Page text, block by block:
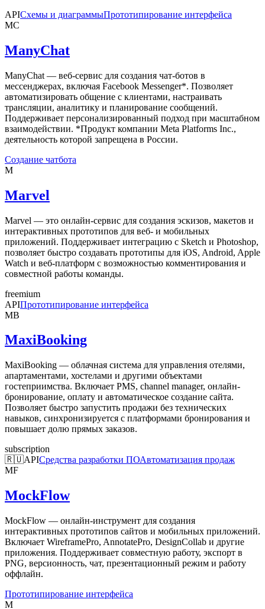
APIСхемы и диаграммыПрототипирование интерфейса
MC
ManyChat
ManyChat — веб-сервис для создания чат-ботов в
мессенджерах, включая Facebook Messenger*. Позволяет
автоматизировать общение с клиентами, настраивать
трансляции, аналитику и планирование сообщений.
Поддерживает персонализированный подход при масштабном
взаимодействии. *Продукт компании Meta Platforms Inc.,
деятельность которой запрещена в России.
Создание чатбота
M
Marvel
Marvel — это онлайн-сервис для создания эскизов, макетов и
интерактивных прототипов для веб- и мобильных
приложений. Поддерживает интеграцию с Sketch и Photoshop,
позволяет быстро создавать прототипы для iOS, Android, Apple
Watch и веб-платформ с возможностью комментирования и
совместной работы команды.
freemium
APIПрототипирование интерфейса
MB
MaxiBooking
MaxiBooking — облачная система для управления отелями,
апартаментами, хостелами и другими объектами
гостеприимства. Включает PMS, channel manager, онлайн-
бронирование, оплату и автоматическое создание сайта.
Позволяет быстро запустить продажи без технических
навыков, синхронизируется с платформами бронирования и
повышает долю прямых заказов.
subscription
🇷🇺APIСредства разработки ПОАвтоматизация продаж
MF
MockFlow
MockFlow — онлайн-инструмент для создания
интерактивных прототипов сайтов и мобильных приложений.
Включает WireframePro, AnnotatePro, DesignCollab и другие
приложения. Поддерживает совместную работу, экспорт в
PNG, версионность, чат, презентационный режим и работу
оффлайн.
Прототипирование интерфейса
M